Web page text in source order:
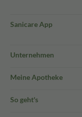
Sanicare App
Unternehmen
Meine Apotheke
So geht's